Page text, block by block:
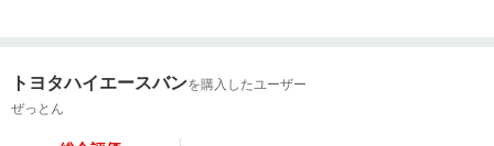
ったと思います！遠方からのお問い合わせ＆ご購入でしたが、お困りごとが
い！
トヨタハイエースバンを購入したユーザー
ぜっとん